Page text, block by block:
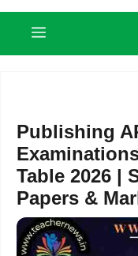
Menu
Publishing
Table 2026 |
Papers &